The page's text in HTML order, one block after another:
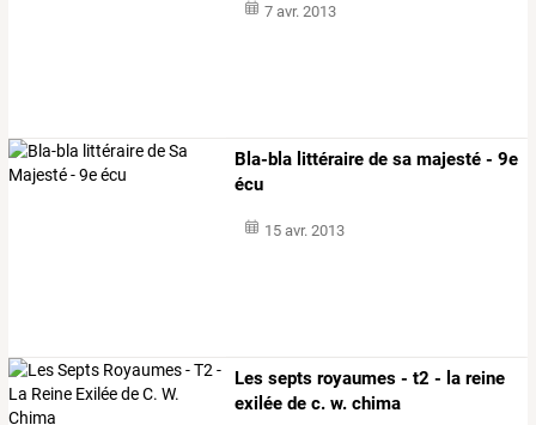
7 avr. 2013
Bla-bla littéraire de sa majesté - 9e
écu
15 avr. 2013
Les septs royaumes - t2 - la reine
exilée de c. w. chima